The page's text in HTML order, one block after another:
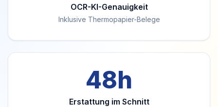
OCR-KI-Genauigkeit
Inklusive Thermopapier-Belege
48h
Erstattung im Schnitt